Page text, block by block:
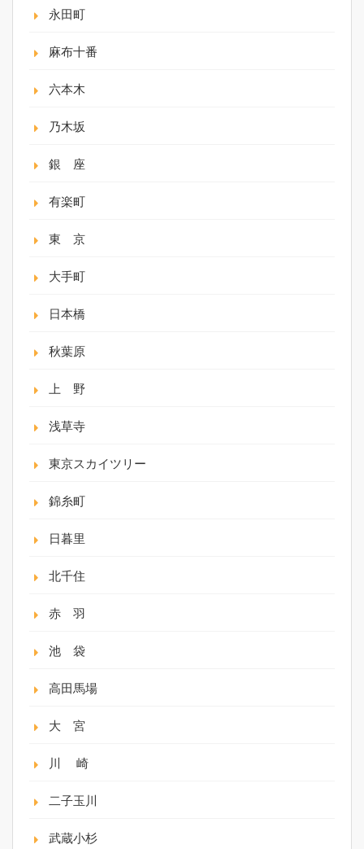
永田町
麻布十番
六本木
乃木坂
銀 座
有楽町
東 京
大手町
日本橋
秋葉原
上 野
浅草寺
東京スカイツリー
錦糸町
日暮里
北千住
赤 羽
池 袋
高田馬場
大 宮
川 崎
二子玉川
武蔵小杉